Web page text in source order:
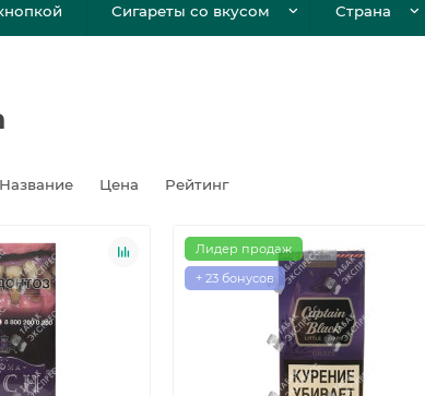
Сигареты со вкусом Страна
Название Цена Рейтинг
Лидер продаж
+ 23 бонусов